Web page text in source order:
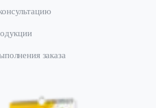
заказа